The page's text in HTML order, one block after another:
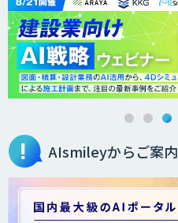
AIsmileyからご案内